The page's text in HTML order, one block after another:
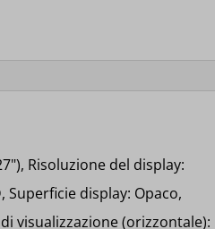
Risoluzione del display:
Superficie display: Opaco,
visualizzazione (orizzontale):